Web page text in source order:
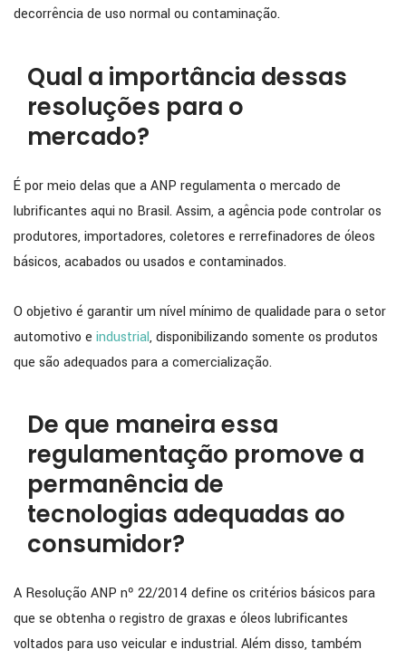
decorrência de uso normal ou contaminação.
Qual a importância dessas
resoluções para o
mercado?
É por meio delas que a ANP regulamenta o mercado de
lubrificantes aqui no Brasil. Assim, a agência pode controlar os
produtores, importadores, coletores e rerrefinadores de óleos
básicos, acabados ou usados e contaminados.
O objetivo é garantir um nível mínimo de qualidade para o setor
automotivo e industrial, disponibilizando somente os produtos
que são adequados para a comercialização.
De que maneira essa
regulamentação promove a
permanência de
tecnologias adequadas ao
consumidor?
A Resolução ANP nº 22/2014 define os critérios básicos para
que se obtenha o registro de graxas e óleos lubrificantes
voltados para uso veicular e industrial. Além disso, também